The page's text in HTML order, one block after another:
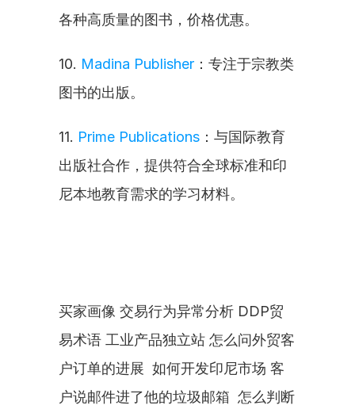
各种高质量的图书，价格优惠。
10. Madina Publisher ：专注于宗教类
图书的出版。
11. Prime Publications ：与国际教育
出版社合作，提供符合全球标准和印
尼本地教育需求的学习材料。
买家画像 交易行为异常分析 DDP贸
易术语 工业产品独立站 怎么问外贸客
户订单的进展  如何开发印尼市场 客
户说邮件进了他的垃圾邮箱  怎么判断